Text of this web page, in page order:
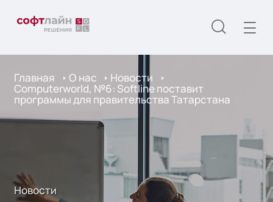
Главная О нас Новости
Computerworld, №6: Softline поставит
программы для правительства Татарстана
Новости